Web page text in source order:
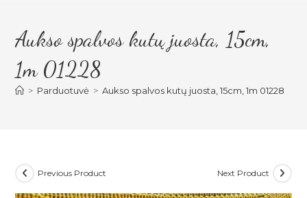
Aukso spalvos kutų juosta, 15cm,
1m 01228
> Parduotuvė > Aukso spalvos kutų juosta, 15cm, 1m 01228
Previous Product Next Product